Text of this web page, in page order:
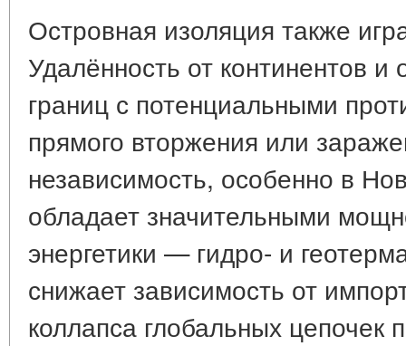
Островная изоляция также
Удалённость от континентов и
границ с потенциальными
прямого вторжения или
независимость, особенно в
обладает значительными
энергетики — гидро- и
снижает зависимость от
коллапса глобальных цепочек